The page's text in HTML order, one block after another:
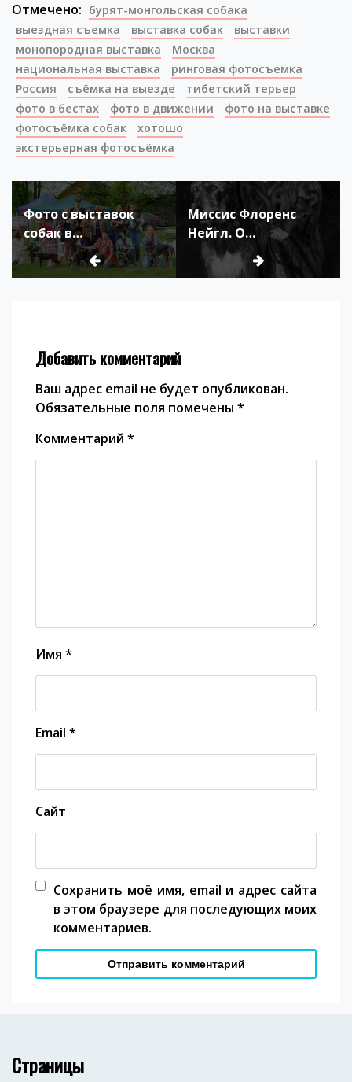
Отмечено: бурят-монгольская собака
выездная съемка
выставка собак
выставки
монопородная выставка
Москва
национальная выставка
ринговая фотосъемка
Россия
съёмка на выезде
тибетский терьер
фото в бестах
фото в движении
фото на выставке
фотосъёмка собак
хотошо
экстерьерная фотосъёмка
Навигация
по
записям
Фото с выставок
собак в
Подмосковье,
апрель и май 2025
Миссис Флоренс
Нейгл. О
разведении,
тренировке и
Добавить комментарий
Ваш адрес email не будет опубликован.
Обязательные поля помечены *
Комментарий *
Имя *
Email *
Сайт
Сохранить моё имя, email и адрес сайта
в этом браузере для последующих моих
комментариев.
Страницы